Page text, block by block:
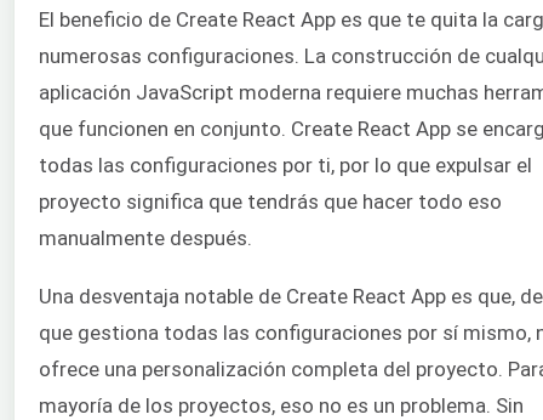
El beneficio de Create React App es que te quita la
numerosas configuraciones. La construcción de
aplicación JavaScript moderna requiere muchas
que funcionen en conjunto. Create React App se
todas las configuraciones por ti, por lo que expulsar el
proyecto significa que tendrás que hacer todo eso
manualmente después.
Una desventaja notable de Create React App es que,
que gestiona todas las configuraciones por sí mismo,
ofrece una personalización completa del proyecto.
mayoría de los proyectos, eso no es un problema. Sin